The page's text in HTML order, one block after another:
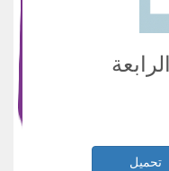
تحميل